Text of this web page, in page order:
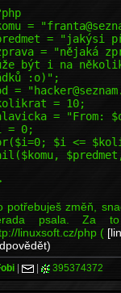
=
= "jakýsi
= "nějaká
být i na
:o)";
=
= 10;
= "From:
= 0;
$i <=
potřebuješ změň,
psala. Za
/linuxsoft.cz/php (
| | 395374372